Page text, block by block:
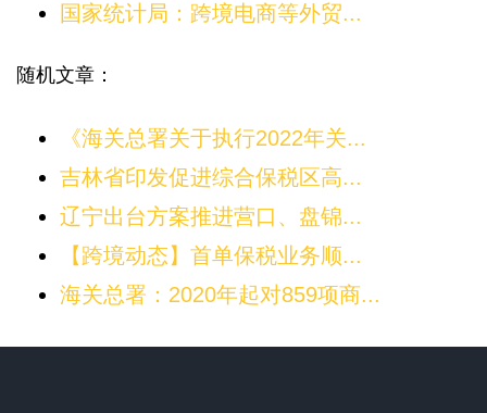
国家统计局：跨境电商等外贸...
随机文章：
《海关总署关于执行2022年关...
吉林省印发促进综合保税区高...
辽宁出台方案推进营口、盘锦...
【跨境动态】首单保税业务顺...
海关总署：2020年起对859项商...